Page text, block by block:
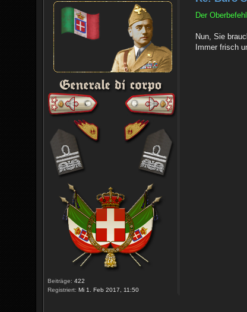
Beiträge: 422
Registriert: Mi 1. Feb 2017, 11:50
Der
Nun, Sie
Immer frisch